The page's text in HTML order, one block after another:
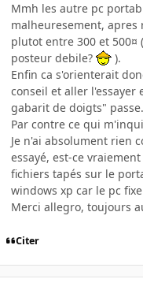
Mmh les autre pc
malheuresement,
plutot entre 300 et 500¤
posteur debile?
).
Enfin ca s'orienterait
conseil et aller l'essayer
gabarit de doigts" passe.
Par contre ce qui
Je n'ai absolument rien
essayé, est-ce
fichiers tapés sur le
windows xp car le pc
Merci allegro, toujours
Citer